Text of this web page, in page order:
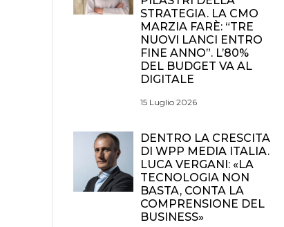
STRATEGIA. LA CMO
MARZIA FARÈ: “TRE
NUOVI LANCI ENTRO
FINE ANNO”. L’80%
DEL BUDGET VA AL
DIGITALE
15 Luglio 2026
DENTRO LA CRESCITA
DI WPP MEDIA ITALIA.
LUCA VERGANI: «LA
TECNOLOGIA NON
BASTA, CONTA LA
COMPRENSIONE DEL
BUSINESS»